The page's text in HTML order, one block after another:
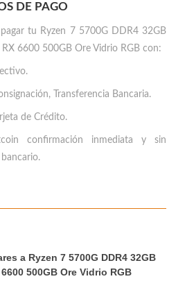
DE PAGO
pagar tu Ryzen 7 5700G DDR4 32GB
RX 6600 500GB Ore Vidrio RGB con:
Transferencia Bancaria.
de Crédito.
confirmación inmediata y sin
a Ryzen 7 5700G DDR4 32GB
500GB Ore Vidrio RGB